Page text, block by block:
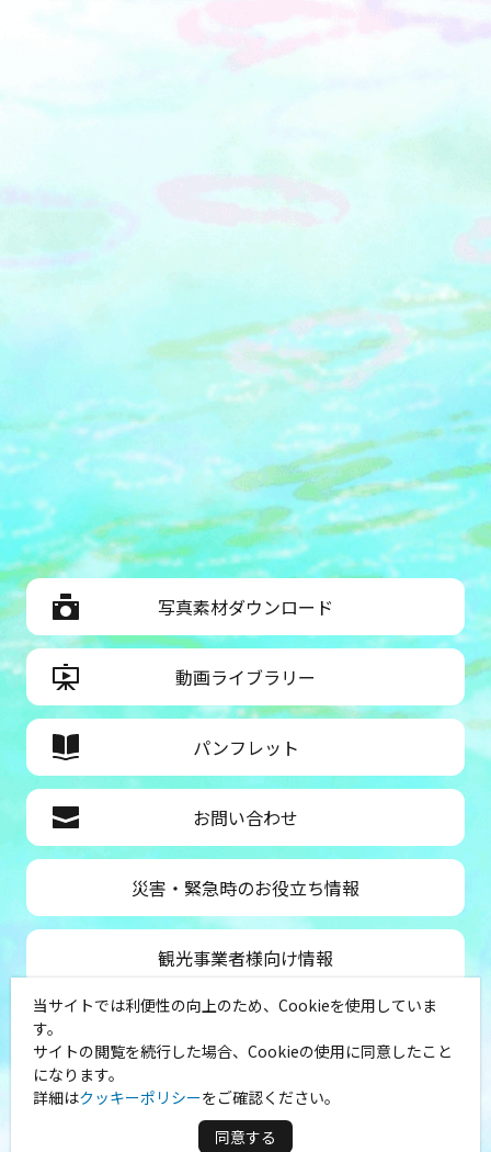
写真素材ダウンロード
動画ライブラリー
パンフレット
お問い合わせ
災害・緊急時のお役立ち情報
観光事業者様向け情報
公益社団法人神奈川県観光協会
〒231-8521
神奈川県横浜市中区山下町１
（シルクセンター内）
当サイトでは利便性の向上のため、Cookieを使用していま
す。
サイトの閲覧を続行した場合、Cookieの使用に同意したこと
になります。
詳細はクッキーポリシーをご確認ください。
同意する